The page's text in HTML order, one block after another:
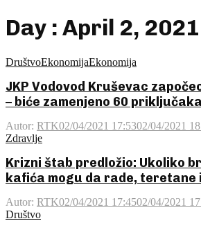
Day : April 2, 2021
DruštvoEkonomijaEkonomija
JKP Vodovod Kruševac
– biće zamenjeno 60
Autor: RTK02/04/2021 17:5302/04/2021
Zdravlje
Krizni štab predložio: Ukoliko
kafića mogu da rade, teretane
Autor: RTK02/04/2021 17:4502/04/2021
Društvo